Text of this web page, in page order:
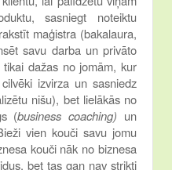
sasniegt noteiktu
maģistra (bakalaura,
savu darba un privāto
dažas no jomām, kur
izvirza un sasniedz
nišu), bet lielākās no
(business coaching) un
vien kouči savu jomu
kouči nāk no biznesa
bet tas gan nav strikti